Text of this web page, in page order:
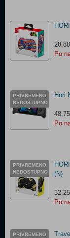
Po
PRIVREMENO
NEDOSTUPNO
Hori
Po
PRIVREMENO
NEDOSTUPNO
(N)
Po
PRIVREMENO